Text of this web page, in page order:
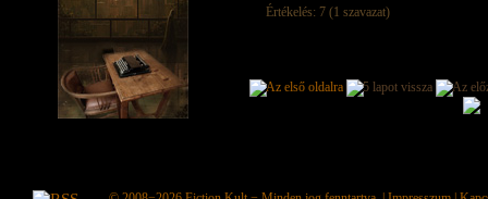
Értékelés: 7 (1 szavazat)